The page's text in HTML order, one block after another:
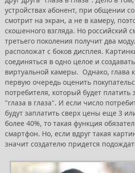
устройствах абонент, при общении
смотрит на экран, а не в камеру,
скошенного взгляда. Но российский
третьего поколения получит два
расположат с боков дисплея.
соединяться в одно целое и
виртуальной камеры. Однако, глава
первую очередь оценить
потребителя, который будет
"глаза в глаза". И если число
будут заплатить сверх цены еще 3
более 40%, то такая функция
смартфон. Но, если вдруг такая
значит создателю придется